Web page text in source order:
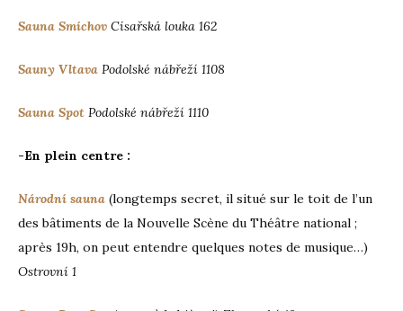
Sauna Smíchov Císařská louka 162
Sauny Vltava Podolské nábřeží 1108
Sauna Spot Podolské nábřeží 1110
-En plein centre :
Národní sauna (longtemps secret, il situé sur le toit de l’un
des bâtiments de la Nouvelle Scène du Théâtre national ;
après 19h, on peut entendre quelques notes de musique…)
Ostrovní 1